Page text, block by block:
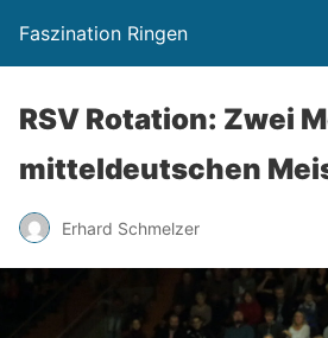
Faszination Ringen
RSV Rotation: Zwei
mitteldeutschen
Erhard Schmelzer